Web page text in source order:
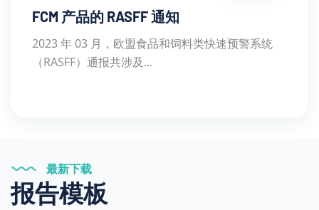
FCM 产品的 RASFF 通知
2023 年 03 月，欧盟食品和饲料类快速预警系统
（RASFF）通报共涉及...
最新下载
报告模板